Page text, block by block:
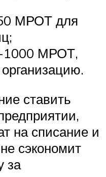
МРОТ для
1000 МРОТ,
ставить
на списание и
сэкономит
за